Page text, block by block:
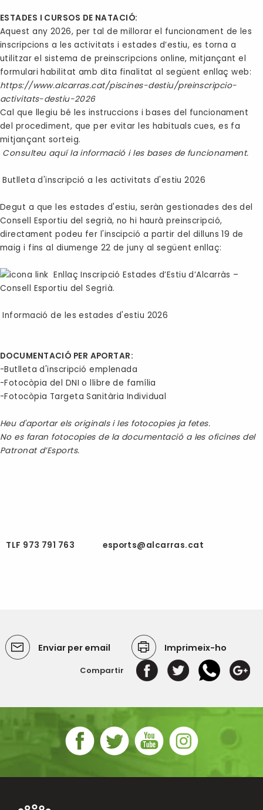
ESTADES I CURSOS DE NATACIÓ:
Aquest any 2026, per tal de millorar el funcionament de les
inscripcions a les activitats i estades d’estiu, es torna a
utilitzar el sistema de preinscripcions online, mitjançant el
formulari habilitat amb dita finalitat al següent enllaç web:
https://www.alcarras.cat/piscines-destiu/preinscripcio-
activitats-destiu-2026
Cal que llegiu bé les instruccions i bases del funcionament
del procediment, que per evitar les habituals cues, es fa
mitjançant sorteig.
Consulteu aquí la informació i les bases de funcionament.
Butlleta d'inscripció a les activitats d'estiu 2026
Degut a que les estades d'estiu, seràn gestionades des del
Consell Esportiu del segrià, no hi haurà preinscripció,
directament podeu fer l'inscipció a partir del dilluns 19 de
maig i fins al diumenge 22 de juny al següent enllaç:
Enllaç Inscripció Estades d’Estiu d’Alcarràs –
Consell Esportiu del Segrià.
Informació de les estades d'estiu 2026
DOCUMENTACIÓ PER APORTAR:
-Butlleta d'inscripció emplenada
-Fotocòpia del DNI o llibre de família
-Fotocòpia Targeta Sanitària Individual
Heu d'aportar els originals i les fotocopies ja fetes.
No es faran fotocopies de la documentació a les oficines del
Patronat d’Esports.
TLF 973 791 763esports@alcarras.cat
Enviar per email Imprimeix-ho
Compartir